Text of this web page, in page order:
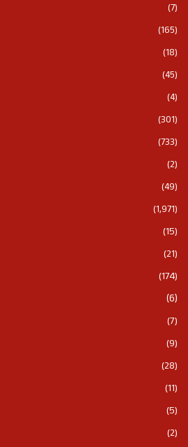
(7)
(165)
(18)
(45)
(4)
(301)
(733)
(2)
(49)
(1,971)
(15)
(21)
(174)
(6)
(7)
(9)
(28)
(11)
(5)
(2)